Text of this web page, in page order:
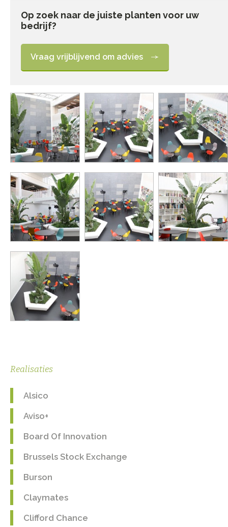
Op zoek naar de juiste planten voor uw
bedrijf?
Vraag vrijblijvend om advies
Realisaties
Alsico
Aviso+
Board Of Innovation
Brussels Stock Exchange
Burson
Claymates
Clifford Chance